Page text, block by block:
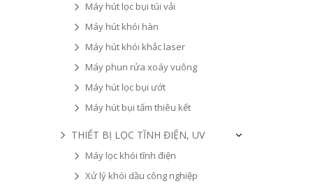
Máy hút lọc bụi túi vải
Máy hút khói hàn
Máy hút khói khắc laser
Máy phun rửa xoáy vuông
Máy hút lọc bụi ướt
Máy hút bụi tấm thiêu kết
THIẾT BỊ LỌC TĨNH ĐIỆN, UV
Máy lọc khói tĩnh điện
Xử lý khói dầu công nghiệp